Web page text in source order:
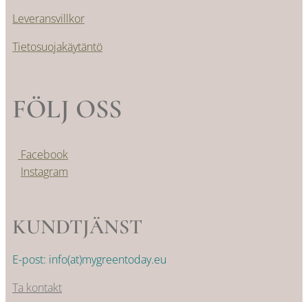
Leveransvillkor
Tietosuojakäytäntö
FÖLJ OSS
Facebook
Instagram
KUNDTJÄNST
E-post: info(at)mygreentoday.eu
Ta kontakt